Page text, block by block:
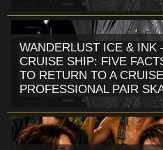
WANDERLUST ICE &
CRUISE SHIP: FIVE
TO RETURN TO A
PROFESSIONAL PAIR